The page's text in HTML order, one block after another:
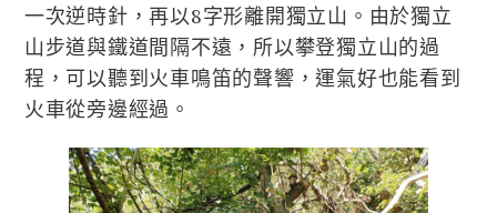
一次逆時針，再以8字形離開獨立山。由於獨立
山步道與鐵道間隔不遠，所以攀登獨立山的過
程，可以聽到火車鳴笛的聲響，運氣好也能看到
火車從旁邊經過。